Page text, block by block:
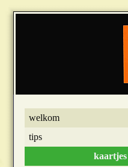
welkom
tips
kaartjes